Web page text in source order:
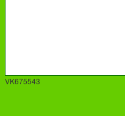
VK675543